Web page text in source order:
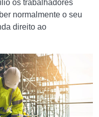
os trabalhadores
normalmente o seu
direito ao